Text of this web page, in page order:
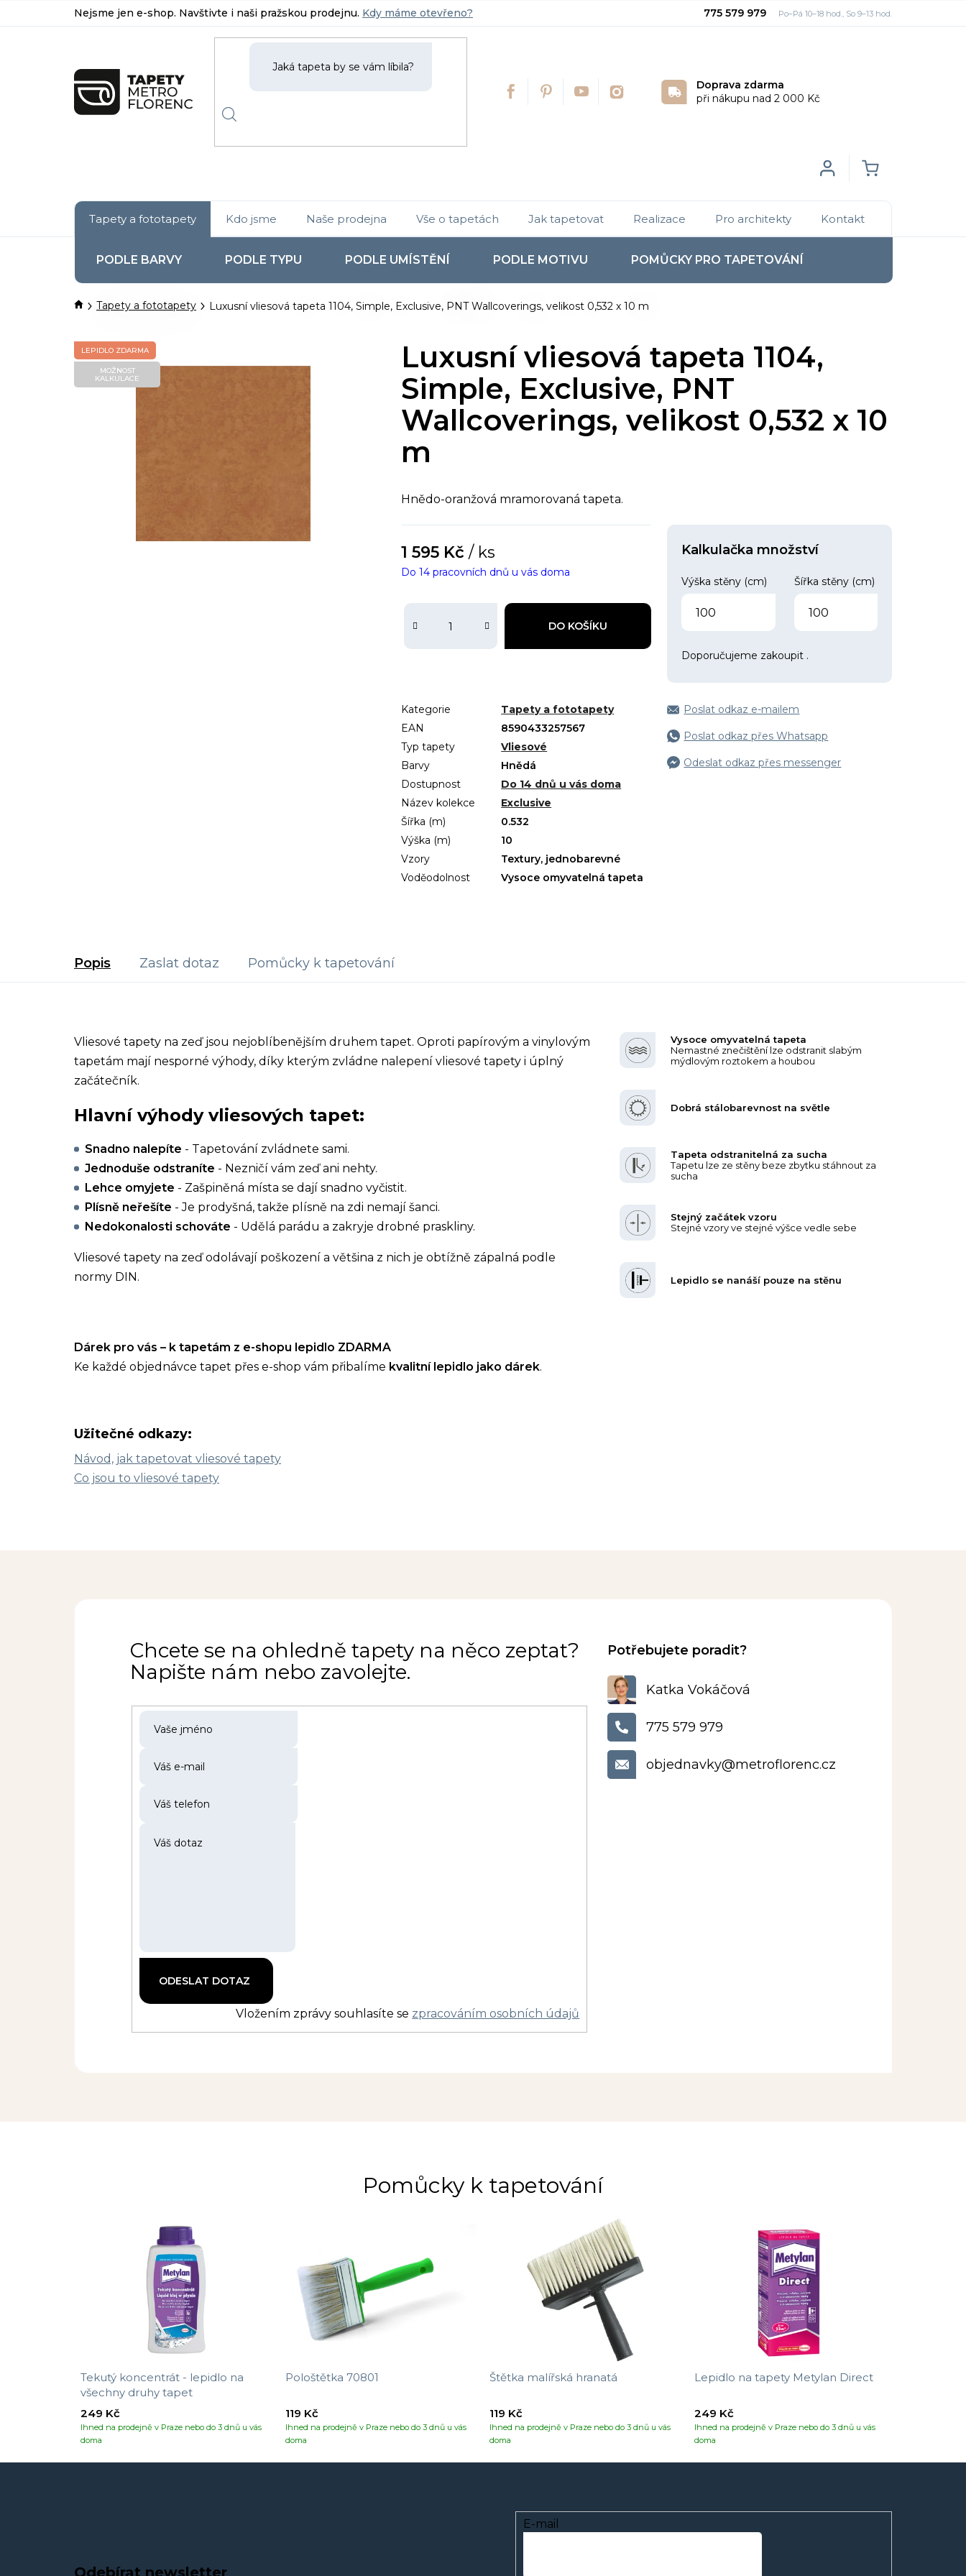
na
Nejsme jen e-shop. Navštivte i naši pražskou prodejnu. Kdy máme otevřeno? 775 579 979
Doprava zdarma
při nákupu nad 2 000 Kč
Login
Tapety a fototapety
PODLE BARVY PODLE TYPU PODLE UMÍSTĚNÍ PODLE MOTIVU POMŮCKY PRO TAPETOVÁNÍ
Kdo jsme Naše prodejna Vše o tapetách Jak tapetovat Realizace Pro architekty Kontakt
DomůTapety a fototapety Luxusní vliesová tapeta 1104, Simple, Exclusive, PNT Wallcoverings, velikost 0,532 x 10 m
Luxusní vliesová tapeta 1104,
Simple, Exclusive, PNT
Wallcoverings, velikost 0,532 x 10
m
Hnědo-oranžová mramorovaná tapeta.
1 595 Kč/ ks
DO KOŠÍKU
Do 14 pracovních dnů u vás doma
Kategorie
Tapety a fototapety
EAN
8590433257567
Typ tapety
Vliesové
Barvy
Hnědá
Dostupnost
Do 14 dnů u vás doma
Název kolekce
Exclusive
Šířka (m)
0.532
Výška (m)
10
Vzory
Textury, jednobarevné
Voděodolnost
Vysoce omyvatelná tapeta
Kalkulačka množství
Výška stěny (cm) Šířka stěny (cm)
Doporučujeme zakoupit .
Poslat odkaz e-mailem
Poslat odkaz přes Whatsapp
Odeslat odkaz přes messenger
LEPIDLO ZDARMA
MOŽNOST
KALKULACE
Popis Zaslat dotaz Pomůcky k tapetování
Vliesové tapety na zeď jsou nejoblíbenějším druhem tapet. Oproti papírovým a vinylovým
tapetám mají nesporné výhody, díky kterým zvládne nalepení vliesové tapety i úplný
začátečník.
Hlavní výhody vliesových tapet:
Snadno nalepíte - Tapetování zvládnete sami.
Jednoduše odstraníte - Nezničí vám zeď ani nehty.
Lehce omyjete - Zašpiněná místa se dají snadno vyčistit.
Plísně neřešíte - Je prodyšná, takže plísně na zdi nemají šanci.
Nedokonalosti schováte - Udělá parádu a zakryje drobné praskliny.
Vliesové tapety na zeď odolávají poškození a většina z nich je obtížně zápalná podle
normy DIN.
Dárek pro vás – k tapetám z e-shopu lepidlo ZDARMA
Ke každé objednávce tapet přes e-shop vám přibalíme kvalitní lepidlo jako dárek.
Užitečné odkazy:
Návod, jak tapetovat vliesové tapety
Co jsou to vliesové tapety
Vysoce omyvatelná tapeta
Nemastné znečištění lze odstranit slabým
mýdlovým roztokem a houbou
Dobrá stálobarevnost na světle
Tapeta odstranitelná za sucha
Tapetu lze ze stěny beze zbytku stáhnout za
sucha
Stejný začátek vzoru
Stejné vzory ve stejné výšce vedle sebe
Lepidlo se nanáší pouze na stěnu
Chcete se na ohledně tapety na něco zeptat?
Napište nám nebo zavolejte.
Vložením zprávy souhlasíte se zpracováním osobních údajů
Katka Vokáčová
objednavky@metroflorenc.cz
775 579 979
Pomůcky k tapetování
Tekutý koncentrát - lepidlo na
všechny druhy tapet
Ihned na prodejně v Praze nebo do 3 dnů u vás
doma
249 Kč
Pološtětka 70801
Ihned na prodejně v Praze nebo do 3 dnů u vás
doma
119 Kč
Štětka malířská hranatá
Ihned na prodejně v Praze nebo do 3 dnů u vás
doma
119 Kč
Lepidlo na tapety Metylan Direct
Ihned na prodejně v Praze nebo do 3 dnů u vás
doma
249 Kč
Odebírat newsletter
E-mail